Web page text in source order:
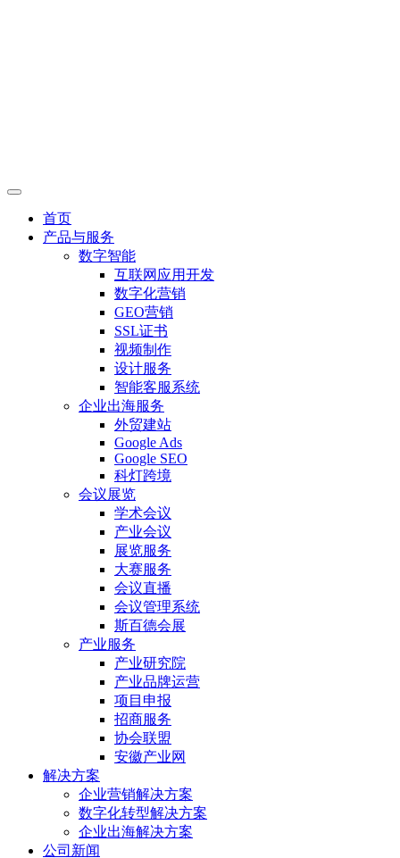
首页
产品与服务
数字智能
互联网应用开发
数字化营销
GEO营销
SSL证书
视频制作
设计服务
智能客服系统
企业出海服务
外贸建站
Google Ads
Google SEO
科灯跨境
会议展览
学术会议
产业会议
展览服务
大赛服务
会议直播
会议管理系统
斯百德会展
产业服务
产业研究院
产业品牌运营
项目申报
招商服务
协会联盟
安徽产业网
解决方案
企业营销解决方案
数字化转型解决方案
企业出海解决方案
公司新闻